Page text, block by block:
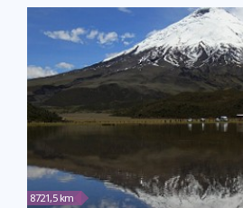
8721,5 km